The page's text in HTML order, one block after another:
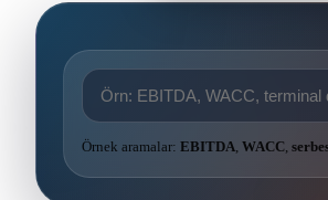
Örnek aramalar: EBITDA, WACC,